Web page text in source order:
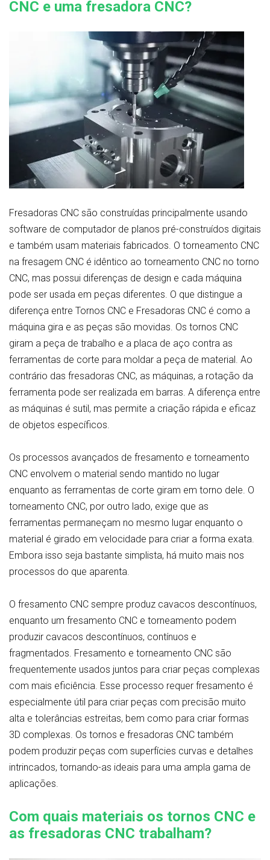
CNC e uma fresadora CNC?
Fresadoras CNC são construídas principalmente usando
software de computador de planos pré-construídos digitais
e também usam materiais fabricados. O torneamento CNC
na fresagem CNC é idêntico ao torneamento CNC no torno
CNC, mas possui diferenças de design e cada máquina
pode ser usada em peças diferentes. O que distingue a
diferença entre Tornos CNC e Fresadoras CNC é como a
máquina gira e as peças são movidas. Os tornos CNC
giram a peça de trabalho e a placa de aço contra as
ferramentas de corte para moldar a peça de material. Ao
contrário das fresadoras CNC, as máquinas, a rotação da
ferramenta pode ser realizada em barras. A diferença entre
as máquinas é sutil, mas permite a criação rápida e eficaz
de objetos específicos.
Os processos avançados de fresamento e torneamento
CNC envolvem o material sendo mantido no lugar
enquanto as ferramentas de corte giram em torno dele. O
torneamento CNC, por outro lado, exige que as
ferramentas permaneçam no mesmo lugar enquanto o
material é girado em velocidade para criar a forma exata.
Embora isso seja bastante simplista, há muito mais nos
processos do que aparenta.
O fresamento CNC sempre produz cavacos descontínuos,
enquanto um fresamento CNC e torneamento podem
produzir cavacos descontínuos, contínuos e
fragmentados. Fresamento e torneamento CNC são
frequentemente usados juntos para criar peças complexas
com mais eficiência. Esse processo requer fresamento é
especialmente útil para criar peças com precisão muito
alta e tolerâncias estreitas, bem como para criar formas
3D complexas. Os tornos e fresadoras CNC também
podem produzir peças com superfícies curvas e detalhes
intrincados, tornando-as ideais para uma ampla gama de
aplicações.
Com quais materiais os tornos CNC e
as fresadoras CNC trabalham?